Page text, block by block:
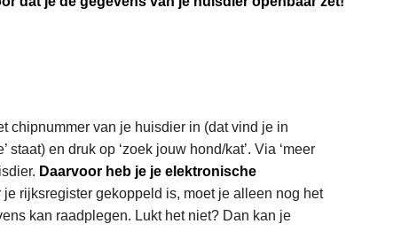
chipnummer van je huisdier in (dat vind je in
en druk op ‘zoek jouw hond/kat’. Via ‘meer
Daarvoor heb je je elektronische
je rijksregister gekoppeld is, moet je alleen nog het
kan raadplegen. Lukt het niet? Dan kan je